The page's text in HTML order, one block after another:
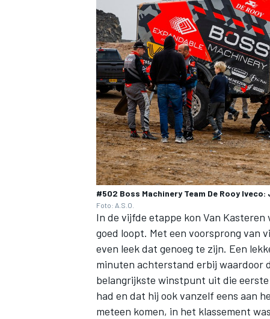
#502 Boss Machinery Team De Rooy
Foto: A.S.O.
In de vijfde etappe kon Van
goed loopt. Met een voorsprong van
even leek dat genoeg te zijn. Een
minuten achterstand erbij waardoor
belangrijkste winstpunt uit die eerste
had en dat hij ook vanzelf eens aan
meteen komen, in het klassement